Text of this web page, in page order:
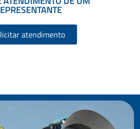
atendimento